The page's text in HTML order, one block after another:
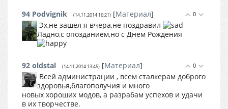
0
94 Podvignik (14.11.2014 16:21) [Материал]
Эх,не зашёл я вчера,не поздравил
Ладно,с опозданием,но с Днем Рождения
0
92 oldstal (14.11.2014 13:45) [Материал]
Всей администрации , всем сталкерам доброго
здоровья,благополучия и много
новых хороших модов, а разрабам успехов и удачи
в их творчестве.